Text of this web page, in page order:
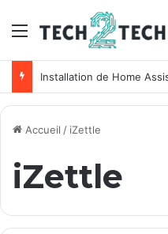
Menu
Installation de Home
Accueil / iZettle
iZettle